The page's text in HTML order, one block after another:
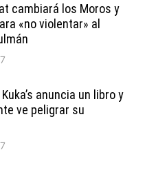
cambiará los Moros y
«no violentar» al
anuncia un libro y
ve peligrar su